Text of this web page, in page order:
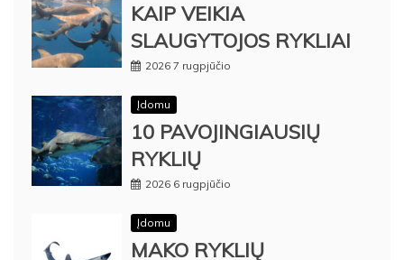
KAIP VEIKIA
SLAUGYTOJOS RYKLIAI
2026 7 rugpjūčio
Įdomu
10 PAVOJINGIAUSIŲ
RYKLIŲ
2026 6 rugpjūčio
Įdomu
MAKO RYKLIŲ